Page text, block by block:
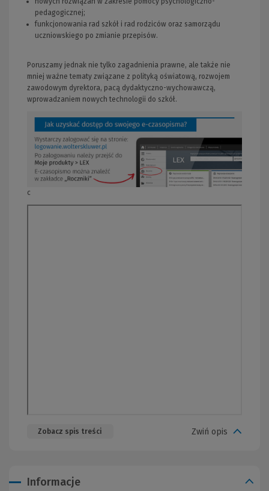
pedagogicznej;
funkcjonowania rad szkół i rad rodziców oraz samorządu
uczniowskiego po zmianie przepisów.
Poruszamy jednak nie tylko zagadnienia prawne, ale także nie
mniej ważne tematy związane z polityką oświatową, rozwojem
zawodowym dyrektora, pacą dydaktyczno-wychowawczą,
wprowadzaniem nowych technologii do szkół.
c
Zobacz spis treści Zwiń opis
Informacje